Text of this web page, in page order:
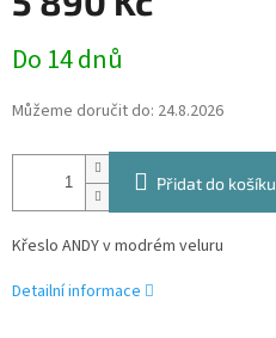
cena:
Do 14 dnů
Můžeme doručit do: 24.8.2026
Přidat do košíku
Křeslo ANDY v modrém veluru
Detailní informace